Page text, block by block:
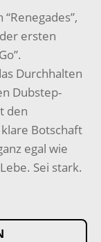
ersten
Durchhalten
Dubstep-
den
Botschaft
egal wie
Sei stark.